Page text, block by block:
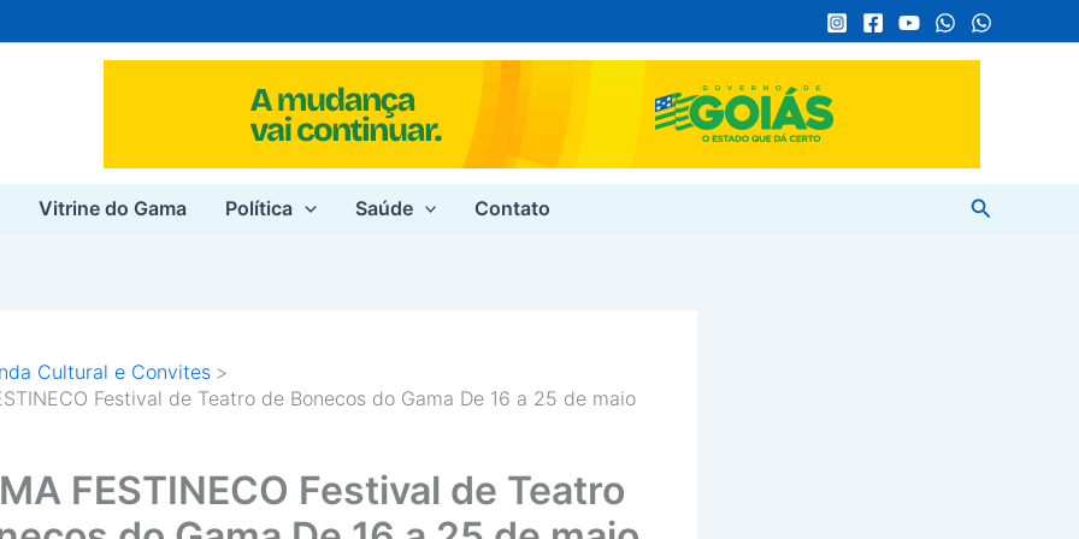
Vitrine do Gama Política Saúde Contato Pesquisar
Cultural e Convites
Festival de Teatro de Bonecos do Gama De 16 a 25 de maio
FESTINECO Festival de Teatro